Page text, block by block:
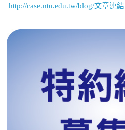
http://case.ntu.edu.tw/blog/文章連結